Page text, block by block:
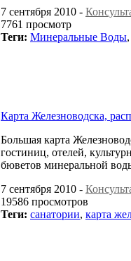
7 сентября 2010 -
7761 просмотр
Теги: Минеральные Воды
Карта Железноводска,
Большая карта
гостиниц, отелей,
бюветов минеральной
7 сентября 2010 -
19586 просмотров
Теги: санатории, карта